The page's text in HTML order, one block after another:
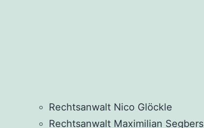
Rechtsanwalt Nico Glöckle
Rechtsanwalt Maximilian Segbers